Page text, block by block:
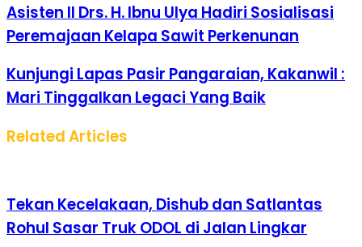
Asisten II Drs. H. Ibnu Ulya Hadiri Sosialisasi
Peremajaan Kelapa Sawit Perkenunan
Kunjungi Lapas Pasir Pangaraian, Kakanwil :
Mari Tinggalkan Legaci Yang Baik
Related Articles
Tekan Kecelakaan, Dishub dan Satlantas
Rohul Sasar Truk ODOL di Jalan Lingkar